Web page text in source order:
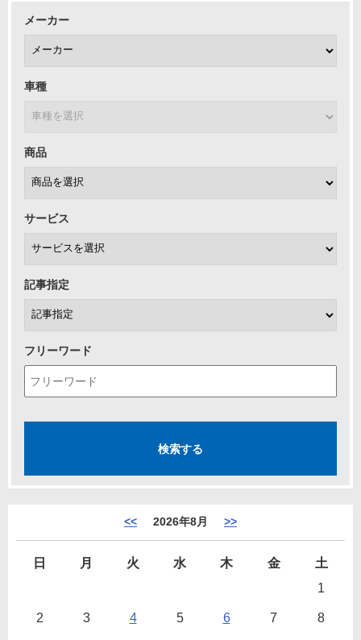
メーカー
車種
商品
サービス
記事指定
フリーワード
<< 2026年8月 >>
日 月 火 水 木 金
土
1
2 3 4 5 6 7 8